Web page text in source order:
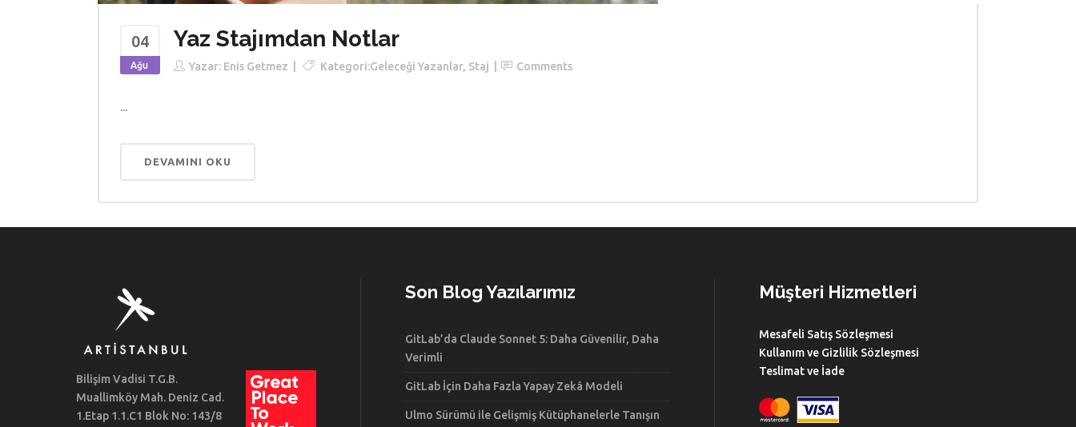
04
Ağu
Yaz Stajımdan Notlar
Yazar: Enis Getmez Kategori:Geleceği Yazanlar, Staj Comments
...
DEVAMINI OKU
Bilişim Vadisi T.G.B.
Muallimköy Mah. Deniz Cad.
1.Etap 1.1.C1 Blok No: 143/8
Son Blog Yazılarımız
GitLab’da Claude Sonnet 5: Daha Güvenilir, Daha
Verimli
GitLab İçin Daha Fazla Yapay Zekâ Modeli
Ulmo Sürümü ile Gelişmiş Kütüphanelerle Tanışın
Müşteri Hizmetleri
Mesafeli Satış Sözleşmesi
Kullanım ve Gizlilik Sözleşmesi
Teslimat ve İade